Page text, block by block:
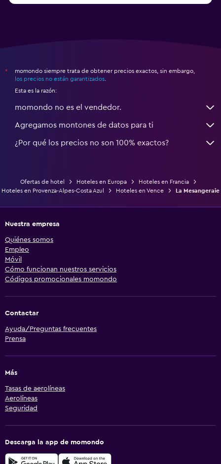
*
momondo siempre trata de obtener precios exactos, sin embargo,
los precios no están garantizados
Esta es la razón:
momondo no es el vendedor.
Agregamos montones de datos para ti
¿Por qué los precios no son 100% exactos?
Ofertas de hotel Hoteles en Europa
Hoteles en Francia
Hoteles en Provenza-Alpes-Costa Azul
Hoteles en Vence La Mesangeraie
Nuestra empresa
Quiénes somos
Empleo
Móvil
Cómo funcionan nuestros servicios
Códigos promocionales momondo
Contactar
Ayuda/Preguntas frecuentes
Prensa
Más
Tasas de aerolíneas
Aerolíneas
Seguridad
Descarga la app de momondo